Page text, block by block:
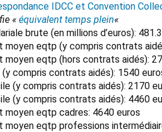
IDCC et Convention
« équivalent temps plein«
brute (en millions d’euros):
moyen eqtp (y compris contrats
moyen eqtp (hors contrats aidés):
compris contrats aidés): 1540
(y compris contrats aidés): 2170
(y compris contrats aidés): 4460
moyen eqtp cadres: 4640 euros
moyen eqtp professions